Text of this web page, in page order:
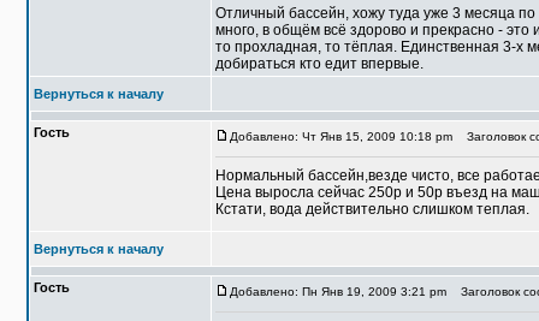
Отличный бассейн, хожу туда уже 3 месяца
много, в общём всё здорово и прекрасно -
то прохладная, то тёплая. Единственная 3-х
добираться кто едит впервые.
Вернуться к началу
Гость Добавлено: Чт Янв 15, 2009 10:18 pm Заголовок
Нормальный бассейн,везде чисто, все
Цена выросла сейчас 250р и 50р въезд на
Кстати, вода действительно слишком теплая.
Вернуться к началу
Гость Добавлено: Пн Янв 19, 2009 3:21 pm Заголовок